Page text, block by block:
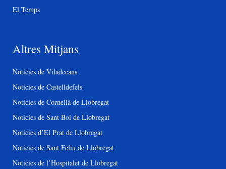
El Temps
Altres Mitjans
Notícies de Viladecans
Notícies de Castelldefels
Notícies de Cornellà de Llobregat
Notícies de Sant Boi de Llobregat
Notícies d’El Prat de Llobregat
Notícies de Sant Feliu de Llobregat
Notícies de l’Hospitalet de Llobregat